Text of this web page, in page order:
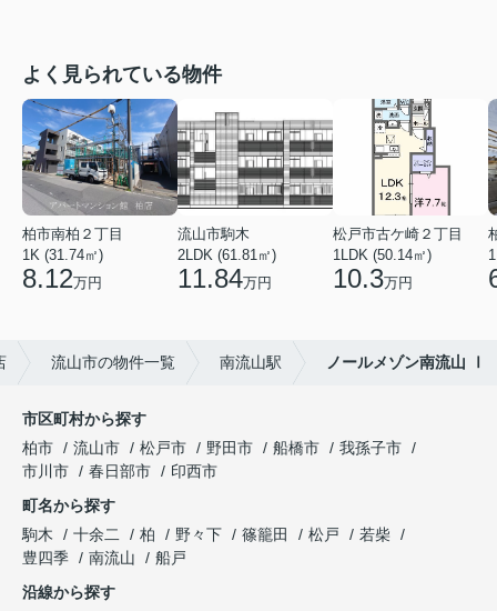
よく見られている物件
柏市南柏２丁目
1K (31.74㎡)
8.12万円
流山市駒木
2LDK (61.81㎡)
11.84万円
松戸市古ケ崎２丁目
1LDK (50.14㎡)
10.3万円
流山市の物件一覧 南流山駅 ノールメゾン南流山 Ⅰ
市区町村から探す
柏市
流山市 松戸市 野田市 船橋市
我孫子市
市川市
春日部市
印西市
町名から探す
駒木
十余二 柏 野々下 篠籠田 松戸
若柴
豊四季
南流山
船戸
沿線から探す